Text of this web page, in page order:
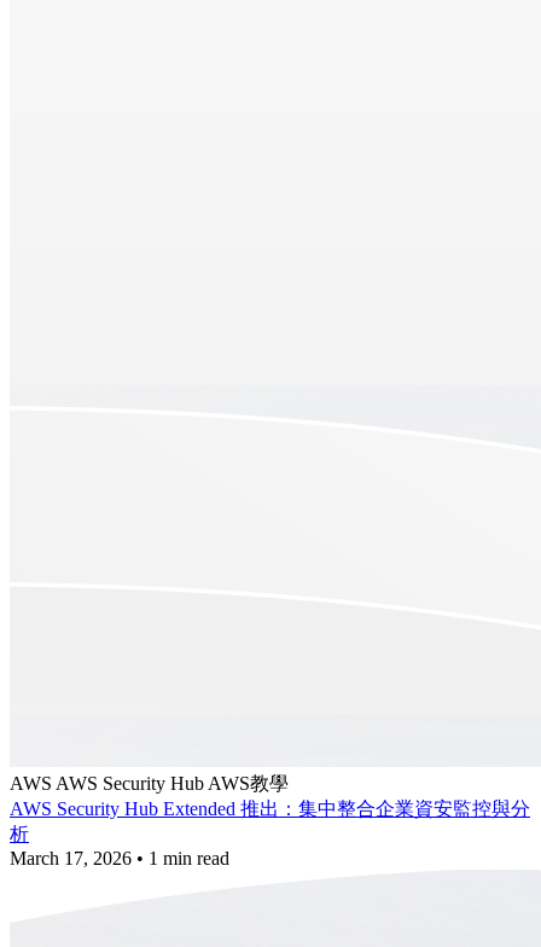
AWS AWS Security Hub AWS教學
AWS Security Hub Extended 推出：集中整合企業資安監控與分
析
March 17, 2026 • 1 min read